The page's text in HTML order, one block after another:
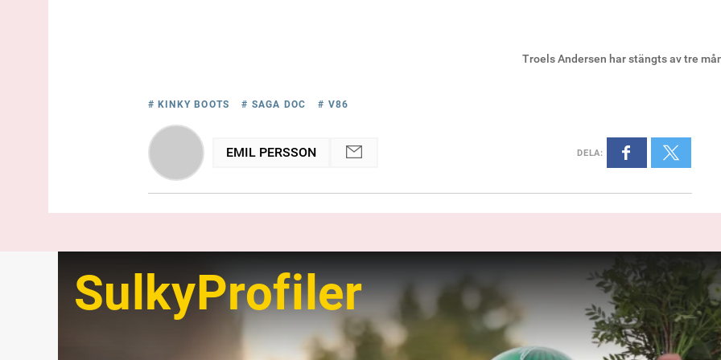
Troels Andersen har stängts av tre
# KINKY BOOTS # SAGA DOC # V86
EMIL PERSSON DELA:
SulkyProfiler